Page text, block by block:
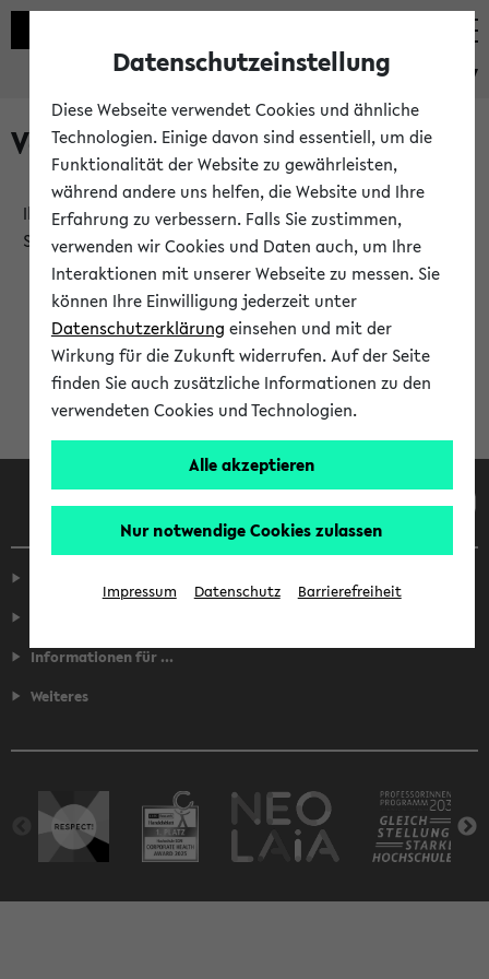
eKVV
Verlauf
Ihr Verlauf ist leer. Er wird sich im Verlauf Ihrer eKVV
Sitzung füllen.
Informationen für ...
Weiteres
Datenschutzeinstellung
Diese Webseite verwendet Cookies und ähnliche
Technologien. Einige davon sind essentiell, um die
Funktionalität der Website zu gewährleisten,
während andere uns helfen, die Website und Ihre
Erfahrung zu verbessern. Falls Sie zustimmen,
verwenden wir Cookies und Daten auch, um Ihre
Interaktionen mit unserer Webseite zu messen. Sie
können Ihre Einwilligung jederzeit unter
Datenschutzerklärung einsehen und mit der
Wirkung für die Zukunft widerrufen. Auf der Seite
finden Sie auch zusätzliche Informationen zu den
verwendeten Cookies und Technologien.
Alle akzeptieren
Nur notwendige Cookies zulassen
Impressum Datenschutz Barrierefreiheit